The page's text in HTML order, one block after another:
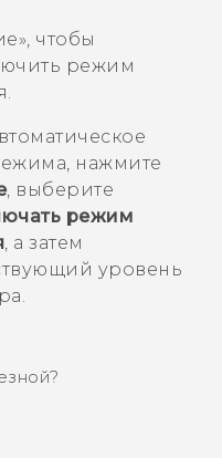
чтобы
режим
нажмите
, выберите
режим
, а затем
уровень